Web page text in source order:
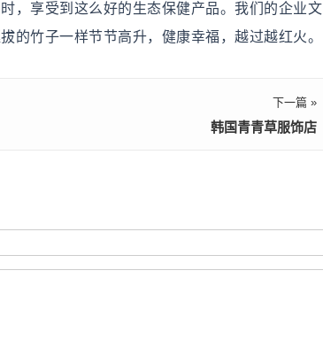
，享受到这么好的生态保健产品。我们的企业文
的竹子一样节节高升，健康幸福，越过越红火。
下一篇 »
韩国青青草服饰店